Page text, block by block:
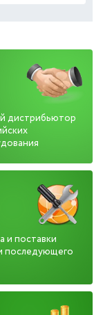
дистрибьютор
и поставки
последующего